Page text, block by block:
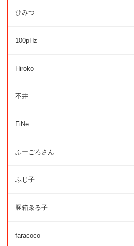
ひみつ
100pHz
Hiroko
不井
FiNe
ふーごろさん
ふじ子
豚箱ゑる子
faracoco